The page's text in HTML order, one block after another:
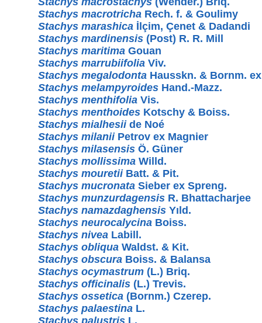
Stachys macrotricha Rech. f. & Goulimy
Stachys marashica İlçim, Çenet & Dadandi
Stachys mardinensis (Post) R. R. Mill
Stachys maritima Gouan
Stachys marrubiifolia Viv.
Stachys megalodonta Hausskn. & Bornm.
Stachys melampyroides Hand.-Mazz.
Stachys menthifolia Vis.
Stachys menthoides Kotschy & Boiss.
Stachys mialhesiide Noé
Stachys milaniiPetrov ex Magnier
Stachys milasensis Ö. Güner
Stachys mollissima Willd.
Stachys mouretiiBatt. & Pit.
Stachys mucronata Sieber ex Spreng.
Stachys munzurdagensis R. Bhattacharjee
Stachys namazdaghensis Yıld.
Stachys neurocalycina Boiss.
Stachys nivea Labill.
Stachys obliqua Waldst. & Kit.
Stachys obscura Boiss. & Balansa
Stachys ocymastrum (L.) Briq.
Stachys officinalis (L.) Trevis.
Stachys ossetica (Bornm.) Czerep.
Stachys palaestina L.
Stachys palustris L.